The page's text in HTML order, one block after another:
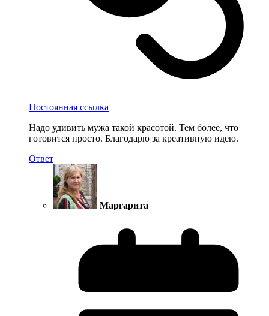
Постоянная ссылка
Надо удивить мужа такой красотой. Тем более, что
готовится просто. Благодарю за креативную идею.
Ответ
Маргарита